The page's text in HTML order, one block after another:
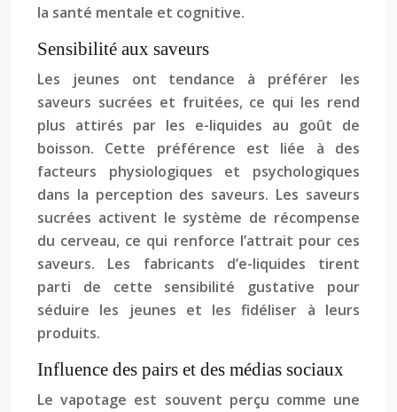
la santé mentale et cognitive.
Sensibilité aux saveurs
Les jeunes ont tendance à préférer les
saveurs sucrées et fruitées, ce qui les rend
plus attirés par les e-liquides au goût de
boisson. Cette préférence est liée à des
facteurs physiologiques et psychologiques
dans la perception des saveurs. Les saveurs
sucrées activent le système de récompense
du cerveau, ce qui renforce l’attrait pour ces
saveurs. Les fabricants d’e-liquides tirent
parti de cette sensibilité gustative pour
séduire les jeunes et les fidéliser à leurs
produits.
Influence des pairs et des médias sociaux
Le vapotage est souvent perçu comme une